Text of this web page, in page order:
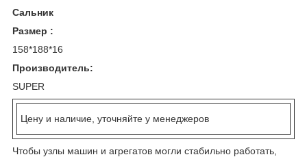
Сальник
Размер :
158*188*16
Производитель:
SUPER
Цену и наличие, уточняйте у менеджеров
Чтобы узлы машин и агрегатов могли стабильно работать,